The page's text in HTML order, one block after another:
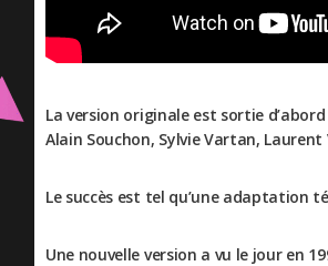
La version originale est sortie
Alain Souchon, Sylvie Vartan,
Le succès est tel qu’une adaptation
Une nouvelle version a vu le jour en